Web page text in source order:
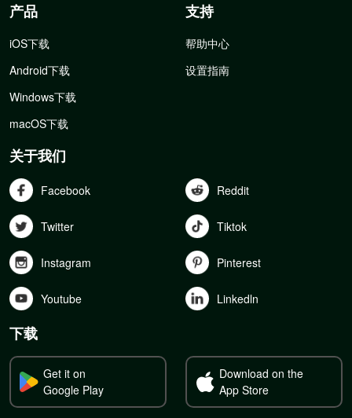
产品
iOS下载
Android下载
Windows下载
macOS下载
支持
帮助中心
设置指南
关于我们
Facebook Reddit
Twitter Tiktok
Instagram Pinterest
Youtube Linkedln
下载
Get it on
Google Play
Download on the
App Store